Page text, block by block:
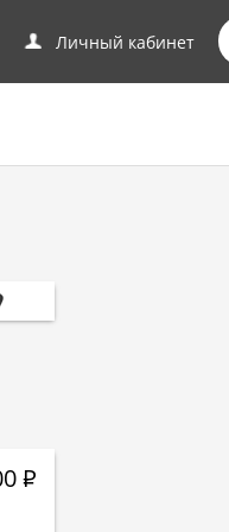
Личный кабинет
Р